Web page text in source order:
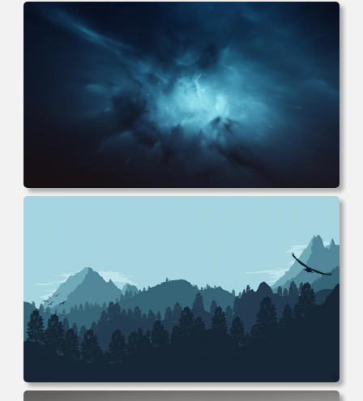
电脑壁纸 丰田赛车 超级跑车 车辆 轿车 白色 汽车 电脑桌面
高清壁纸 壁纸下载 壁纸大全
电脑壁纸 抽象 渐变 变换 科幻 未来 电脑桌面 高清壁纸 壁纸
电脑壁纸 极简主义 山脉 森林 雄鹰 电脑桌面 高清壁纸 壁纸